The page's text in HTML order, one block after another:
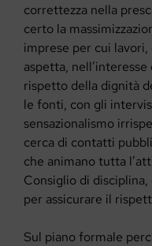
correttezza nella
certo la
imprese per cui
aspetta,
rispetto della dignità
le fonti, con gli
sensazionalismo
cerca di contatti
che animano tutta
Consiglio di
per assicurare il
Sul piano formale